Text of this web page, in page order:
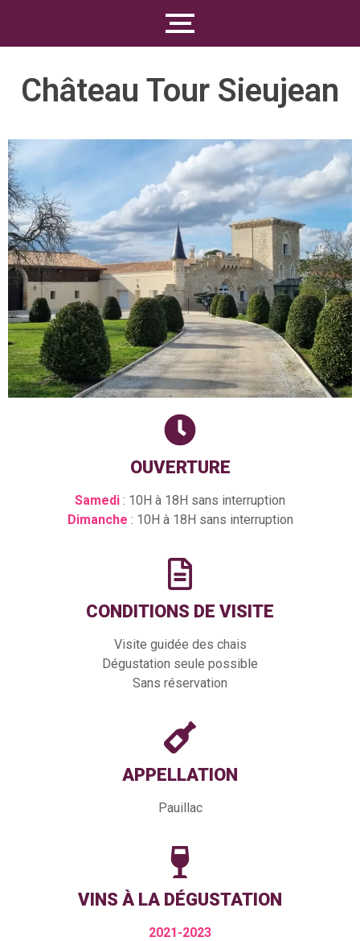
Château Tour Sieujean
OUVERTURE
Samedi : 10H à 18H sans interruption
Dimanche : 10H à 18H sans interruption
CONDITIONS DE VISITE
Visite guidée des chais
Dégustation seule possible
Sans réservation
APPELLATION
Pauillac
VINS À LA DÉGUSTATION
2021-2023